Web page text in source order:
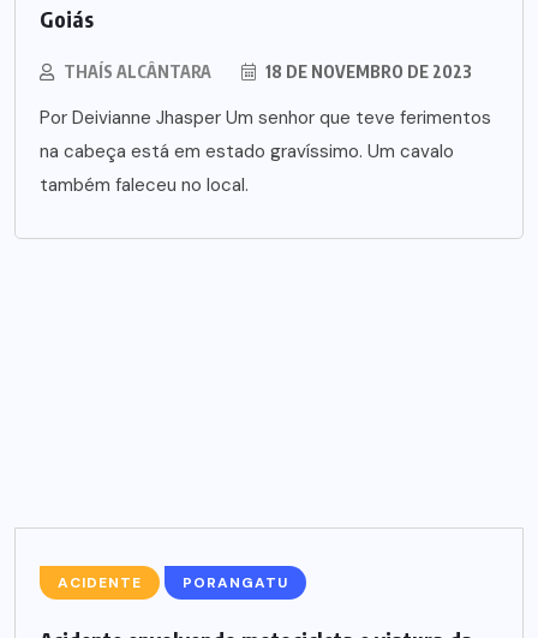
Goiás
THAÍS ALCÂNTARA 18 DE NOVEMBRO DE 2023
Por Deivianne Jhasper Um senhor que teve ferimentos
na cabeça está em estado gravíssimo. Um cavalo
também faleceu no local.
ACIDENTE PORANGATU